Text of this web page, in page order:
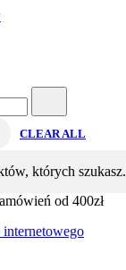
CLEAR ALL
których szukasz.
od 400zł